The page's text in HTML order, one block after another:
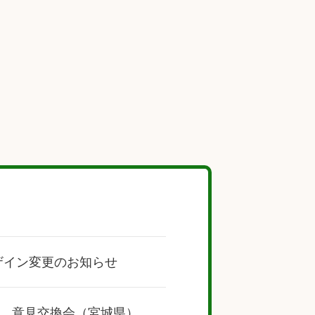
ン変更のお知らせ